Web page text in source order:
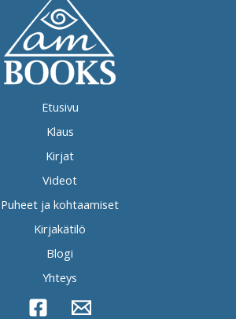
Etusivu
Klaus
Kirjat
Videot
Puheet ja kohtaamiset
Kirjakätilö
Blogi
Yhteys